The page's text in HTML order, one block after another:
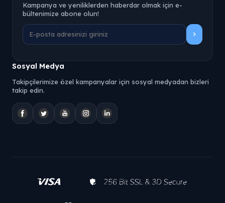
Kampanya ve yeniliklerden haberdar olmak için e-
bültenimize abone olun!
Sosyal Medya
Takipçilerimize özel kampanyalar için sosyal medyadan bizleri
takip edin.